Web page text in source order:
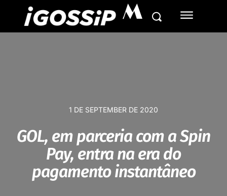
M
1 DE SEPTEMBER DE 2020
GOL, em parceria com a Spin
Pay, entra na era do
pagamento instantâneo